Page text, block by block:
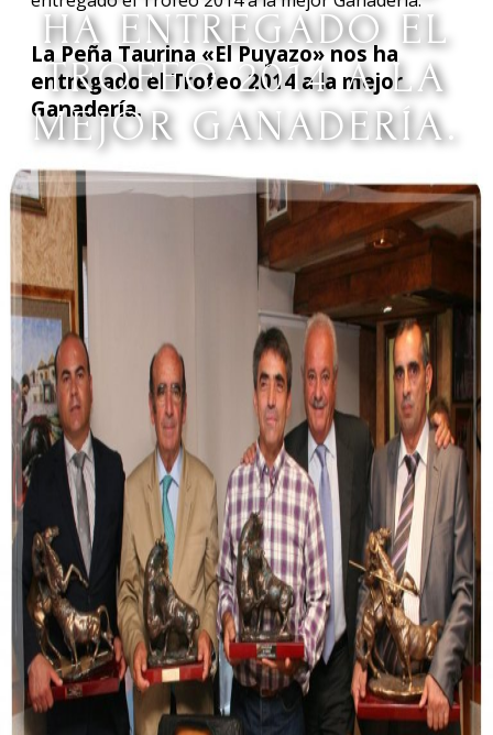
HA ENTREGADO EL
TROFEO 2014 A LA
MEJOR GANADERÍA.
La Peña Taurina «El Puyazo» nos ha
entregado el Trofeo 2014 a la mejor
Ganadería.